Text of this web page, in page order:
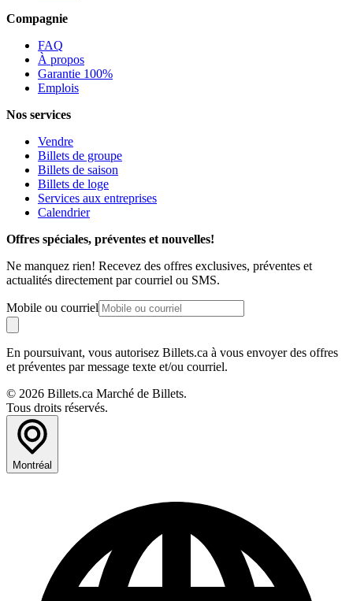
Compagnie
FAQ
À propos
Garantie 100%
Emplois
Nos services
Vendre
Billets de groupe
Billets de saison
Billets de loge
Services aux entreprises
Calendrier
Offres spéciales, préventes et nouvelles!
Ne manquez rien! Recevez des offres exclusives, préventes et
actualités directement par courriel ou SMS.
Mobile ou courriel
En poursuivant, vous autorisez Billets.ca à vous envoyer des offres
et préventes par message texte et/ou courriel.
© 2026 Billets.ca Marché de Billets.
Tous droits réservés.
Montréal